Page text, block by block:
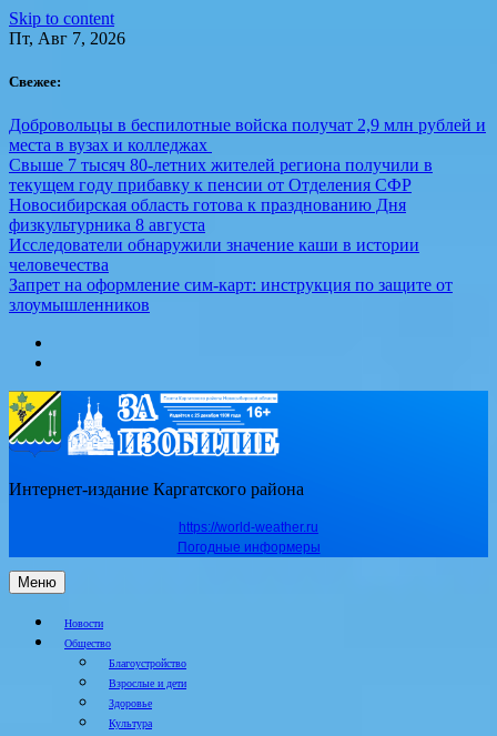
Skip to content
Пт, Авг 7, 2026
Свежее:
Добровольцы в беспилотные войска получат 2,9 млн рублей и
места в вузах и колледжах
Свыше 7 тысяч 80-летних жителей региона получили в
текущем году прибавку к пенсии от Отделения СФР
Новосибирская область готова к празднованию Дня
физкультурника 8 августа
Исследователи обнаружили значение каши в истории
человечества
Запрет на оформление сим-карт: инструкция по защите от
злоумышленников
Интернет-издание Каргатского района
https://world-weather.ru
Погодные информеры
Меню
Новости
Общество
Благоустройство
Взрослые и дети
Здоровье
Культура